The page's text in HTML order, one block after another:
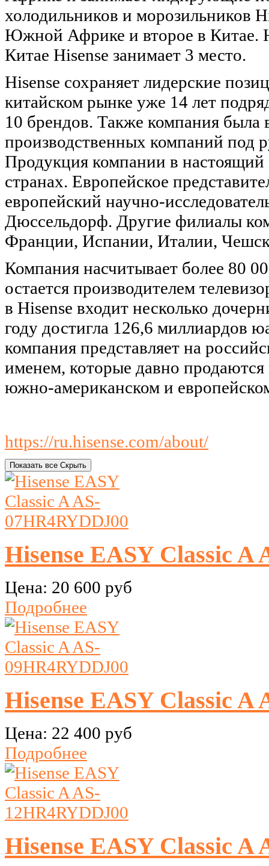
холодильников и морозильников
Южной Африке и второе в Китае.
Китае Hisense занимает 3 место.
Hisense сохраняет лидерские
китайском рынке уже 14 лет
10 брендов. Также компания
производственных компаний под
Продукция компании в настоящий
странах. Европейское
европейский научно-
Дюссельдорф. Другие филиалы
Франции, Испании, Италии,
Компания насчитывает более 80
остается производителем
в Hisense входит несколько
году достигла 126,6 миллиардов
компания представляет на
именем, которые давно продаются
южно-американском и
https://ru.hisense.com/about/
Показать все Скрыть
Hisense EASY Classic A
Цена: 20 600 руб
Подробнее
Hisense EASY Classic A
Цена: 22 400 руб
Подробнее
Hisense EASY Classic A